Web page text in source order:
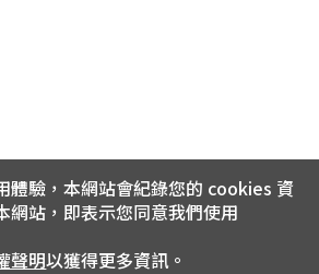
體驗，本網站會紀錄您的 cookies 資
網站，即表示您同意我們使用
聲明以獲得更多資訊。